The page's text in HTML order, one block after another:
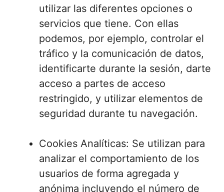
utilizar las diferentes opciones o
servicios que tiene. Con ellas
podemos, por ejemplo, controlar el
tráfico y la comunicación de datos,
identificarte durante la sesión, darte
acceso a partes de acceso
restringido, y utilizar elementos de
seguridad durante tu navegación.
Cookies Analíticas: Se utilizan para
analizar el comportamiento de los
usuarios de forma agregada y
anónima incluyendo el número de